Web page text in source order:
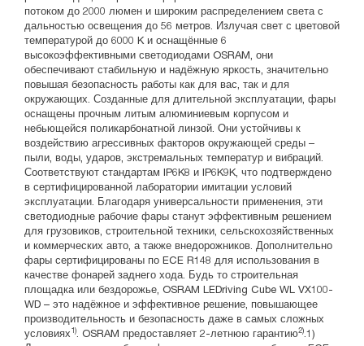
потоком до 2000 люмен и широким распределением света с
дальностью освещения до 56 метров. Излучая свет с цветовой
температурой до 6000 K и оснащённые 6
высокоэффективными светодиодами OSRAM, они
обеспечивают стабильную и надёжную яркость, значительно
повышая безопасность работы как для вас, так и для
окружающих. Созданные для длительной эксплуатации, фары
оснащены прочным литым алюминиевым корпусом и
небьющейся поликарбонатной линзой. Они устойчивы к
воздействию агрессивных факторов окружающей среды –
пыли, воды, ударов, экстремальных температур и вибраций.
Соответствуют стандартам IP6K8 и IP6K9K, что подтверждено
в сертифицированной лаборатории имитации условий
эксплуатации. Благодаря универсальности применения, эти
светодиодные рабочие фары станут эффективным решением
для грузовиков, строительной техники, сельскохозяйственных
и коммерческих авто, а также внедорожников. Дополнительно
фары сертифицированы по ECE R148 для использования в
качестве фонарей заднего хода. Будь то строительная
площадка или бездорожье, OSRAM LEDriving Cube WL VX100-
WD – это надёжное и эффективное решение, повышающее
производительность и безопасность даже в самых сложных
условиях1) . OSRAM предоставляет 2-летнюю гарантию2) .1)